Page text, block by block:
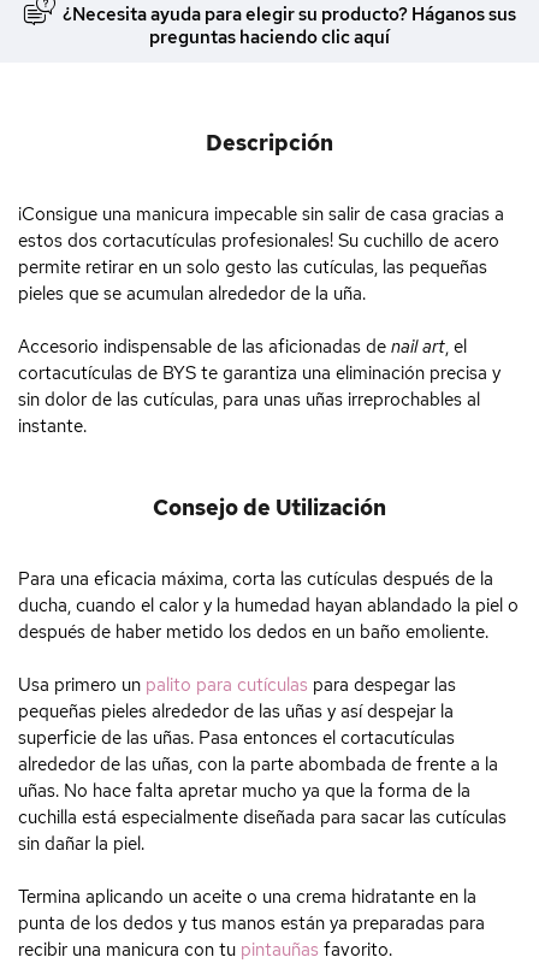
¿Necesita ayuda para elegir su producto? Háganos sus
preguntas haciendo clic aquí
Descripción
¡Consigue una manicura impecable sin salir de casa gracias a
estos dos cortacutículas profesionales! Su cuchillo de acero
permite retirar en un solo gesto las cutículas, las pequeñas
pieles que se acumulan alrededor de la uña.
Accesorio indispensable de las aficionadas de nail art, el
cortacutículas de BYS te garantiza una eliminación precisa y
sin dolor de las cutículas, para unas uñas irreprochables al
instante.
Consejo de Utilización
Para una eficacia máxima, corta las cutículas después de la
ducha, cuando el calor y la humedad hayan ablandado la piel o
después de haber metido los dedos en un baño emoliente.
Usa primero un palito para cutículas para despegar las
pequeñas pieles alrededor de las uñas y así despejar la
superficie de las uñas. Pasa entonces el cortacutículas
alrededor de las uñas, con la parte abombada de frente a la
uñas. No hace falta apretar mucho ya que la forma de la
cuchilla está especialmente diseñada para sacar las cutículas
sin dañar la piel.
Termina aplicando un aceite o una crema hidratante en la
punta de los dedos y tus manos están ya preparadas para
recibir una manicura con tu pintauñas favorito.